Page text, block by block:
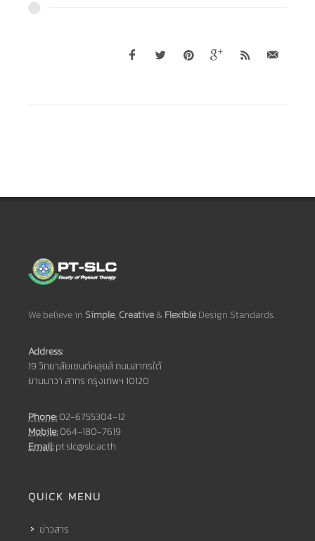
We believe in Simple, Creative&FlexibleDesign Standards.
Address:
19 วิทยาลัยเซนต์หลุยส์ ถนนสาทรใต้
ยานนาวา สาทร กรุงเทพฯ 10120
Phone:02-6755304-12
Mobile:064-180-7619
Email:pt.slc@slc.ac.th
QUICK MENU
ข่าวสาร